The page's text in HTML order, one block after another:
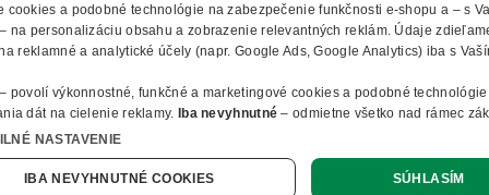
Doprava a montáž
Spôsoby platby
Ochrana osobných údajov
Informácie o cookies
Ako nakupovať
Online dopyt
Naše katalógy
Reklamačný formulár
Vlastná výroba nábytku
Vyhlásenie o prístupnosti
O FIRME
Kontakty
Členstvo v organizáciach
B2B Partner ČR
B2B Partner Poľsko
© 2010 - 2026 B2B Partner s.r.o. - Všetky práva vyhradené.
Profesionálny e-shop na mieru
cookies a podobné technológie na zabezpečenie funkčnosti e-shopu a – s
na personalizáciu obsahu a zobrazenie relevantných reklám. Údaje
reklamné a analytické účely (napr. Google Ads, Google Analytics) iba s
povolí výkonnostné, funkčné a marketingové cookies a podobné
dát na cielenie reklamy. Iba nevyhnutné – odmietne všetko nad rámec
webu.
možno kedykoľvek zmeniť vinformáciách o cookies.Pre viac informácií či
spracovania údajov navštívte našu sekciu informácie o cookies.
NASTAVENIE
SÚHLASÍM
IBA NEVYHNUTNÉ COOKIES